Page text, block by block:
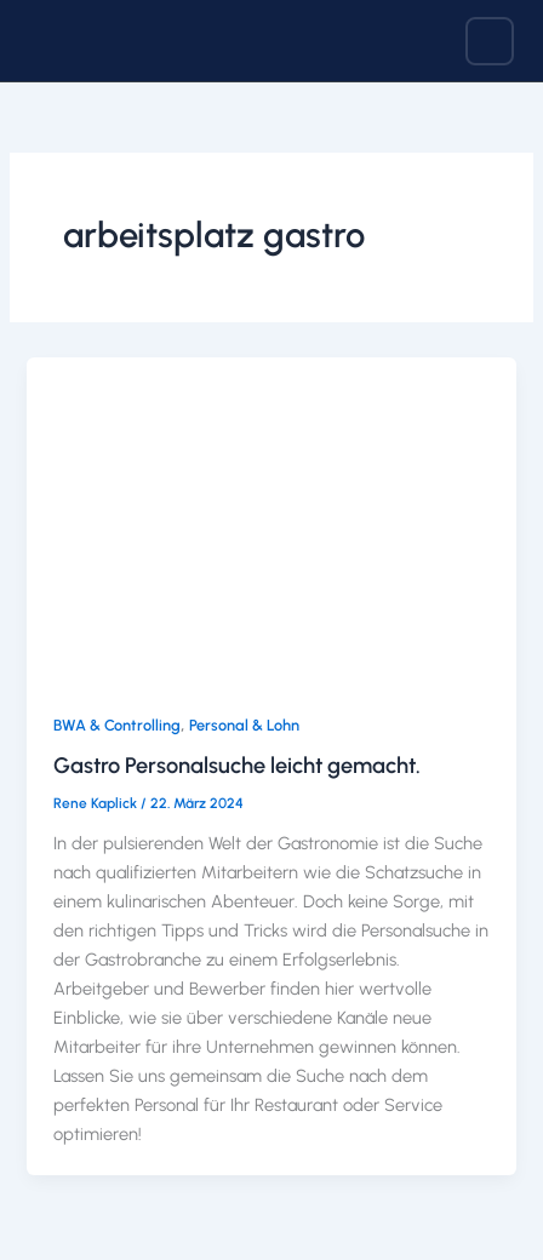
arbeitsplatz gastro
BWA & Controlling,Personal & Lohn
Gastro Personalsuche leicht gemacht.
Rene Kaplick/22. März 2024
In der pulsierenden Welt der Gastronomie ist die Suche
nach qualifizierten Mitarbeitern wie die Schatzsuche in
einem kulinarischen Abenteuer. Doch keine Sorge, mit
den richtigen Tipps und Tricks wird die Personalsuche in
der Gastrobranche zu einem Erfolgserlebnis.
Arbeitgeber und Bewerber finden hier wertvolle
Einblicke, wie sie über verschiedene Kanäle neue
Mitarbeiter für ihre Unternehmen gewinnen können.
Lassen Sie uns gemeinsam die Suche nach dem
perfekten Personal für Ihr Restaurant oder Service
optimieren!